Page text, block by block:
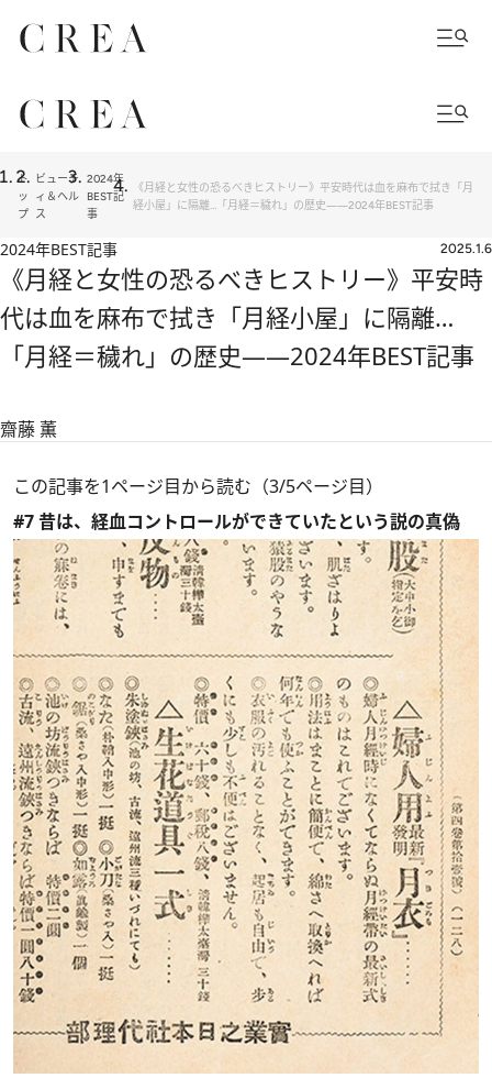
ト
ッ
プ
ビューテ
ィ＆ヘル
ス
2024年
BEST記
事
《月経と女性の恐るべきヒストリー》平安時代は血を麻布で拭き「月
経小屋」に隔離…「月経＝穢れ」の歴史――2024年BEST記事
2024年BEST記事 2025.1.6
《月経と女性の恐るべきヒストリー》平安時
代は血を麻布で拭き「月経小屋」に隔離…
「月経＝穢れ」の歴史――2024年BEST記事
齋藤 薫
この記事を1ページ目から読む（3/5ページ目）
#7 昔は、経血コントロールができていたという説の真偽